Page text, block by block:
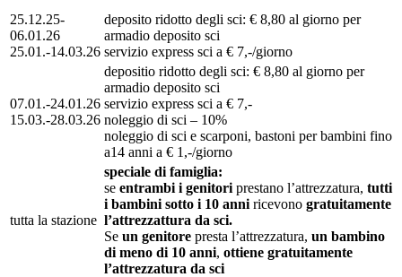
25.12.25-
06.01.26
25.01.-14.03.26
deposito ridotto degli sci: € 8,80 al giorno per
armadio deposito sci
servizio express sci a € 7,-/giorno
07.01.-24.01.26
15.03.-28.03.26
depositio ridotto degli sci: € 8,80 al giorno per
armadio deposito sci
servizio express sci a € 7,-
noleggio di sci – 10%
noleggio di sci e scarponi, bastoni per bambini fino
a14 anni a € 1,-/giorno
tutta la stazione
speciale di famiglia:
se entrambi i genitori prestano l’attrezzatura, tutti
i bambini sotto i 10 anni ricevono gratuitamente
l’attrezzattura da sci.
Se un genitore presta l’attrezzatura, un bambino
di meno di 10 anni, ottiene gratuitamente
l’attrezzatura da sci